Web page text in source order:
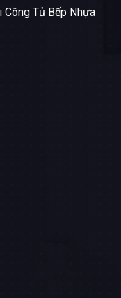
Công Tủ Bếp Nhựa